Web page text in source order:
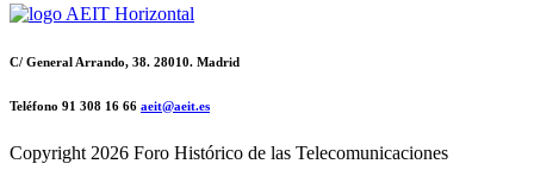
C/ General Arrando, 38. 28010. Madrid
Teléfono 91 308 16 66 aeit@aeit.es
Copyright 2026 Foro Histórico de las Telecomunicaciones